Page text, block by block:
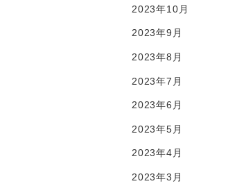
2023年10月
2023年9月
2023年8月
2023年7月
2023年6月
2023年5月
2023年4月
2023年3月